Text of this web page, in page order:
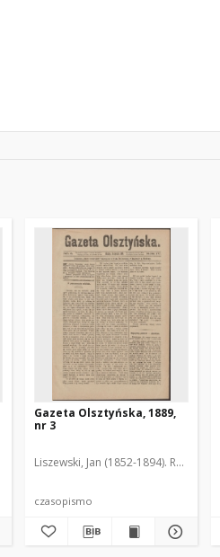
Gazeta Olsztyńska, 1889,
nr 3
Liszewski, Jan (1852-1894). Red.
czasopismo